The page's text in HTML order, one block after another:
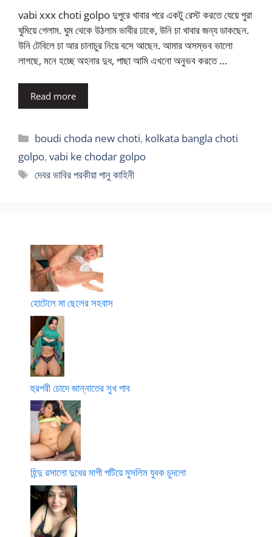
vabi xxx choti golpo দুপুরে খাবার পরে একটু রেস্ট করতে যেয়ে পুরা
ঘুমিয়ে গেলাম. ঘুম থেকে উঠলাম ভাবীর ঢাকে, উনি চা খাবার জন্য ডাকছেন.
উনি টেবিলে চা আর চানাচুর নিয়ে বসে আছেন. আমার অসম্ভব ভালো
লাগছে, মনে হচ্ছে অহনার দুধ, পাছা আমি এখনো অনুভব করতে …
Read more
Categories
boudi choda new choti, kolkata bangla choti
golpo, vabi ke chodar golpo
Tags
দেবর ভাবির পরকীয়া পানু কাহিনী
হোটেলে মা ছেলের সহবাস
হুরপরী চোদে জান্নাতের সুখ পাব
হিন্দু রসালো দুধের মাগী পটিয়ে মুসলিম যুবক চুদলো